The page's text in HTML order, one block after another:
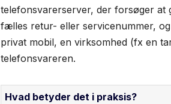
telefonsvarerserver, der forsøger at
fælles retur- eller service­nummer,
privat mobil, en virksomhed (fx en
telefonsvareren.
Hvad betyder det i praksis?